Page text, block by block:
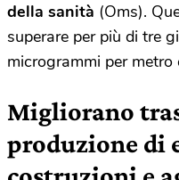
della sanità (Oms).
superare per più di tre
microgrammi per metro
Migliorano
produzione di